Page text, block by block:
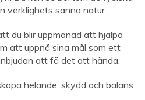
verklighets sanna natur.
du blir uppmanad att hjälpa
att uppnå sina mål som ett
att få det att hända.
helande, skydd och balans